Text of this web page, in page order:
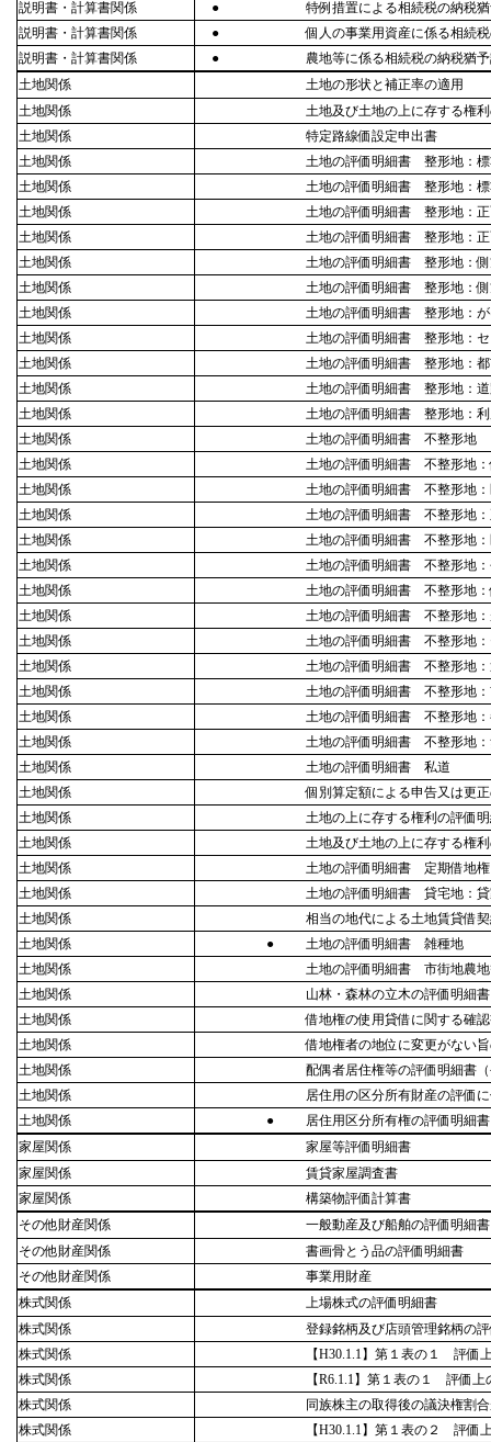
説明書・計算書関係 ●
特例措置による相続税の納税
説明書・計算書関係
●
個人の事業用資産に係る相続
説明書・計算書関係
●
農地等に係る相続税の納税猶
土地関係
土地の形状と補正率の適用
土地関係
土地及び土地の上に存する権
土地関係
特定路線価設定申出書
土地関係
土地の評価明細書 整形地：
土地関係
土地の評価明細書 整形地：標
土地関係
土地の評価明細書 整形地：
土地関係
土地の評価明細書 整形地：
土地関係
土地の評価明細書 整形地：
土地関係
土地の評価明細書 整形地：側
土地関係
土地の評価明細書 整形地：
土地関係
土地の評価明細書 整形地：セ
土地関係
土地の評価明細書 整形地：
土地関係
土地の評価明細書 整形地：
土地関係
土地の評価明細書 整形地：利
土地関係
土地の評価明細書 不整形地
土地関係
土地の評価明細書 不整形地
土地関係
土地の評価明細書 不整形地：
土地関係
土地の評価明細書 不整形地：
土地関係
土地の評価明細書 不整形地
土地関係
土地の評価明細書 不整形地
土地関係
土地の評価明細書 不整形地：
土地関係
土地の評価明細書 不整形地
土地関係
土地の評価明細書 不整形地：
土地関係
土地の評価明細書 不整形地
土地関係
土地の評価明細書 不整形地：
土地関係
土地の評価明細書 不整形地
土地関係
土地の評価明細書 不整形地
土地関係
土地の評価明細書 私道
土地関係
個別算定額による申告又は更
土地関係
土地の上に存する権利の評価
土地関係
土地及び土地の上に存する権
土地関係
土地の評価明細書 定期借地権
土地関係
土地の評価明細書 貸宅地：
土地関係
相当の地代による土地賃貸借
土地関係
●
土地の評価明細書 雑種地
土地関係
土地の評価明細書 市街地農
土地関係
山林・森林の立木の評価明細書
土地関係
借地権の使用貸借に関する確
土地関係
借地権者の地位に変更がない
土地関係
配偶者居住権等の評価明細書
土地関係
居住用の区分所有財産の評価
土地関係
●
居住用区分所有権の評価明細書
家屋関係
家屋等評価明細書
家屋関係
賃貸家屋調査書
家屋関係
構築物評価計算書
その他財産関係
一般動産及び船舶の評価明細書
その他財産関係
書画骨とう品の評価明細書
その他財産関係
事業用財産
株式関係
上場株式の評価明細書
株式関係
登録銘柄及び店頭管理銘柄の
株式関係
【H30.1.1】第１表の１ 評価
株式関係
【R6.1.1】第１表の１ 評価
株式関係
同族株主の取得後の議決権割
株式関係
【H30.1.1】第１表の２ 評価